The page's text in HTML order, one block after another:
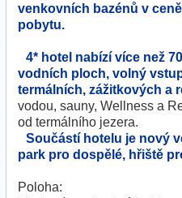
venkovních bazénů v ceně
pobytu.
4* hotel nabízí více než
vodních ploch, volný
termálních, zážitkových a
vodou, sauny, Wellness a
od termálního jezera.
Součástí hotelu je nový
park pro dospělé, hřiště
Poloha: